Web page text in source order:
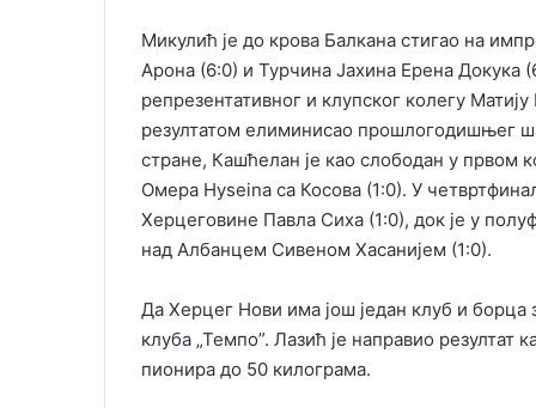
Микулић је до крова Балкана стигао на
Арона (6:0) и Турчина Јахина Ерена Докука
репрезентативног и клупског колегу
резултатом елиминисао прошлогодишњег
стране, Кашћелан је као слободан у првом
Омера Hyseina са Косова (1:0). У
Херцеговине Павла Сиха (1:0), док је у
над Албанцем Сивеном Хасанијем (1:0).
Да Херцег Нови има још један клуб и борца
клуба „Темпо”. Лазић је направио резултат
пионира до 50 килограма.